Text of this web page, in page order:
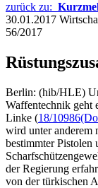
zurück zu:
30.01.2017
56/2017
Berlin: (hib/HLE)
Waffentechnik geht
Linke (18/10986
wird unter anderem
bestimmter Pistolen
der Regierung
von der türkischen